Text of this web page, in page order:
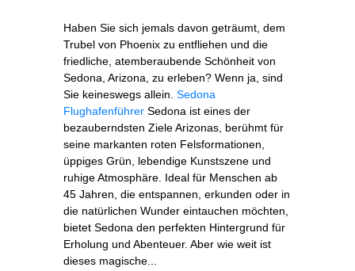
Haben Sie sich jemals davon geträumt, dem
Trubel von Phoenix zu entfliehen und die
friedliche, atemberaubende Schönheit von
Sedona, Arizona, zu erleben? Wenn ja, sind
Sie keineswegs allein. Sedona
Flughafenführer Sedona ist eines der
bezauberndsten Ziele Arizonas, berühmt für
seine markanten roten Felsformationen,
üppiges Grün, lebendige Kunstszene und
ruhige Atmosphäre. Ideal für Menschen ab
45 Jahren, die entspannen, erkunden oder in
die natürlichen Wunder eintauchen möchten,
bietet Sedona den perfekten Hintergrund für
Erholung und Abenteuer. Aber wie weit ist
dieses magische...